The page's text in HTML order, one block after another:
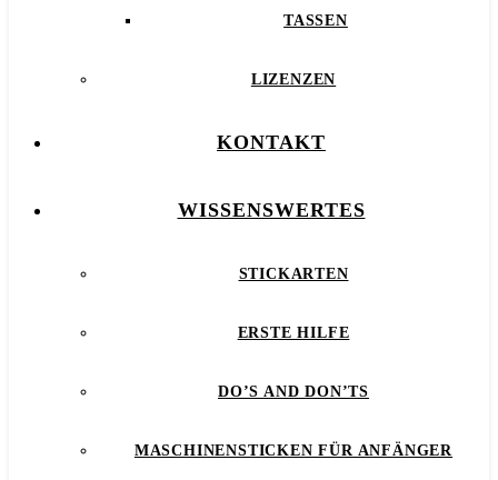
TASSEN
LIZENZEN
KONTAKT
WISSENSWERTES
STICKARTEN
ERSTE HILFE
DO’S AND DON’TS
MASCHINENSTICKEN FÜR ANFÄNGER